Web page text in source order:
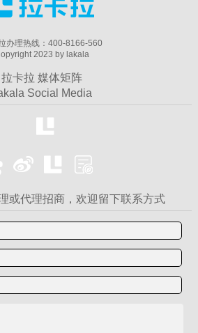
办理热线：400-8166-560
2023 by lakala
拉卡拉 媒体矩阵
Social Media
或代理招商，欢迎留下联系方式